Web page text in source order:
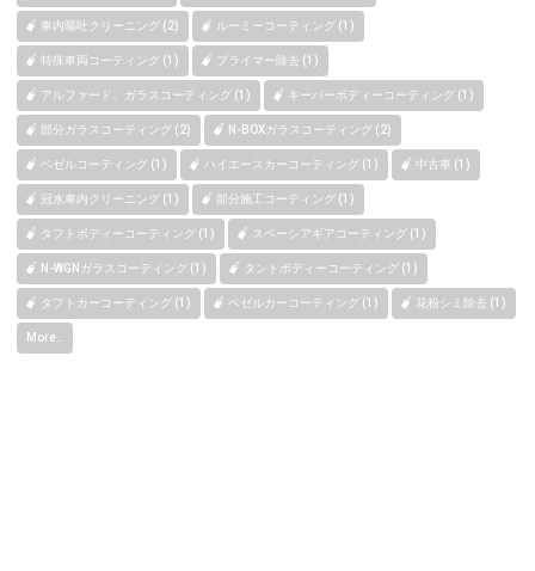
車内嘔吐クリーニング (2) ルーミーコーティング (1)
特殊車両コーティング (1) プライマー除去 (1)
アルファード、ガラスコーティング (1) キーパーボディーコーティング (1)
部分ガラスコーティング (2) N-BOXガラスコーティング (2)
ベゼルコーティング (1) ハイエースカーコーティング (1) 中古車 (1)
冠水車内クリーニング (1) 部分施工コーティング (1)
タフトボディーコーティング (1) スペーシアギアコーティング (1)
N-WGNガラスコーティング (1) タントボディーコーティング (1)
タフトカーコーティング (1) ベゼルカーコーティング (1) 花粉シミ除去 (1)
More..